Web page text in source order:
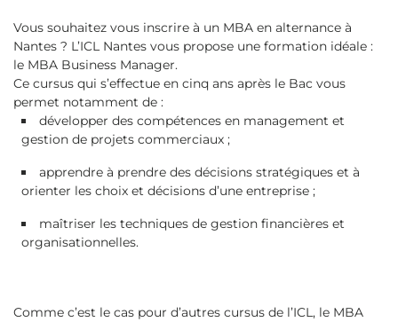
Vous souhaitez vous inscrire à un MBA en alternance à
Nantes ? L’ICL Nantes vous propose une formation idéale :
le MBA Business Manager.
Ce cursus qui s’effectue en cinq ans après le Bac vous
permet notamment de :
développer des compétences en management et
gestion de projets commerciaux ;
apprendre à prendre des décisions stratégiques et à
orienter les choix et décisions d’une entreprise ;
maîtriser les techniques de gestion financières et
organisationnelles.
Comme c’est le cas pour d’autres cursus de l’ICL, le MBA